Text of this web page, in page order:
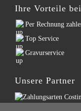
Ihre Vorteile
Per Rechnung
Top Service
Gravurservice
Unsere Partner